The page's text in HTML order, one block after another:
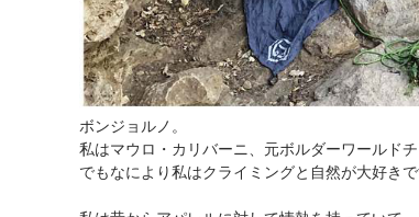
ボンジョルノ。
私はマウロ・カリバーニ、元ボルダーワールド
でもなにより私はクライミングと自然が大好きで